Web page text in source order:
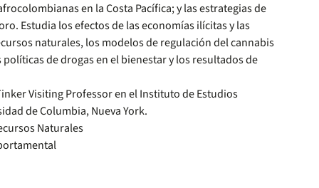
en la Costa Pacífica; y las estrategias de
Estudia los efectos de las economías ilícitas y las
naturales, los modelos de regulación del cannabis
de drogas en el bienestar y los resultados de
Visiting Professor en el Instituto de Estudios
de Columbia, Nueva York.
Naturales